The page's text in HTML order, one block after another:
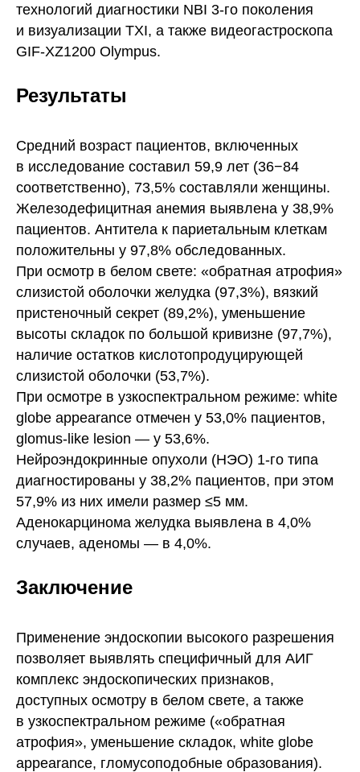
технологий диагностики NBI 3-го поколения
и визуализации TXI, а также видеогастроскопа
GIF-XZ1200 Olympus.
Результаты
Средний возраст пациентов, включенных
в исследование составил 59,9 лет (36−84
соответственно), 73,5% составляли женщины.
Железодефицитная анемия выявлена у 38,9%
пациентов. Антитела к париетальным клеткам
положительны у 97,8% обследованных.
При осмотр в белом свете: «обратная атрофия»
слизистой оболочки желудка (97,3%), вязкий
пристеночный секрет (89,2%), уменьшение
высоты складок по большой кривизне (97,7%),
наличие остатков кислотопродуцирующей
слизистой оболочки (53,7%).
При осмотре в узкоспектральном режиме: white
globe appearance отмечен у 53,0% пациентов,
glomus-like lesion — у 53,6%.
Нейроэндокринные опухоли (НЭО) 1-го типа
диагностированы у 38,2% пациентов, при этом
57,9% из них имели размер ≤5 мм.
Аденокарцинома желудка выявлена в 4,0%
случаев, аденомы — в 4,0%.
Заключение
Применение эндоскопии высокого разрешения
позволяет выявлять специфичный для АИГ
комплекс эндоскопических признаков,
доступных осмотру в белом свете, а также
в узкоспектральном режиме («обратная
атрофия», уменьшение складок, white globe
appearance, гломусоподобные образования).